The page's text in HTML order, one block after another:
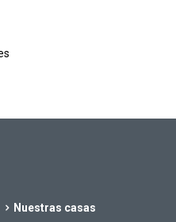
Nuestras casas